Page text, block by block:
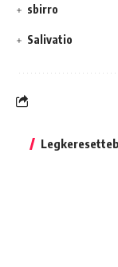
sbirro
Salivatio